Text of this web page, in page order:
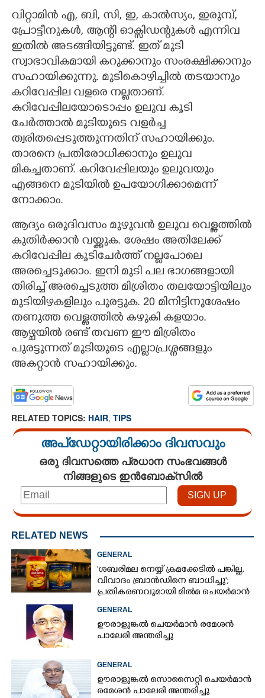
വിറ്റാമിൻ എ, ബി, സി, ഇ, കാൽസ്യം, ഇരുമ്പ്,
പ്രോട്ടീനുകൾ, ആന്റി ഓക്സിഡന്റുകൾ എന്നിവ
ഇതിൽ അടങ്ങിയിട്ടുണ്ട്. ഇത് മുടി
സ്വാഭാവികമായി കറുക്കാനും സംരക്ഷിക്കാനും
സഹായിക്കുന്നു. മുടികൊഴിച്ചിൽ തടയാനും
കറിവേപ്പില വളരെ നല്ലതാണ്.
കറിവേപ്പിലയോടൊപ്പം ഉലുവ കൂടി
ചേർത്താൽ മുടിയുടെ വളർച്ച
ത്വരിതപ്പെടുത്തുന്നതിന് സഹായിക്കും.
താരനെ പ്രതിരോധിക്കാനും ഉലുവ
മികച്ചതാണ്. കറിവേപ്പിലയും ഉലുവയും
എങ്ങനെ മുടിയിൽ ഉപയോഗിക്കാമെന്ന്
നോക്കാം.
ആദ്യം ഒരുദിവസം മുഴുവൻ ഉലുവ വെള്ളത്തിൽ
കുതിർക്കാൻ വയ്ക്കുക. ശേഷം അതിലേക്ക്
കറിവേപ്പില കൂടിചേർത്ത് നല്ലപോലെ
അരച്ചെടുക്കാം. ഇനി മുടി പല ഭാഗങ്ങളായി
തിരിച്ച് അരച്ചെടുത്ത മിശ്രിതം തലയോട്ടിയിലും
മുടിയിഴകളിലും പുരട്ടുക. 20 മിനിട്ടിനുശേഷം
തണുത്ത വെള്ളത്തിൽ കഴുകി കളയാം.
ആഴ്ചയിൽ രണ്ട് തവണ ഈ മിശ്രിതം
പുരട്ടുന്നത് മുടിയുടെ എല്ലാപ്രശ്നങ്ങളും
അകറ്റാൻ സഹായിക്കും.
RELATED TOPICS: HAIR, TIPS
അപ്ഡേറ്റായിരിക്കാം ദിവസവും
ഒരു ദിവസത്തെ പ്രധാന സംഭവങ്ങൾ
നിങ്ങളുടെ ഇൻബോക്സിൽ
RELATED NEWS
GENERAL
'ശബരിമല നെയ്യ് ക്രമക്കേടിൽ പങ്കില്ല,
വിവാദം ബ്രാൻഡിനെ ബാധിച്ചു';
പ്രതികരണവുമായി മിൽമ ചെയർമാൻ
GENERAL
ഊരാളുങ്കൽ ചെയർമാൻ രമേശൻ
പാലേരി അന്തരിച്ചു
GENERAL
ഊരാളുങ്കൽ സൊസൈറ്റി ചെയർമാൻ
രമേശൻ പാലേരി അന്തരിച്ചു